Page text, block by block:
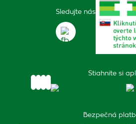
Sledujte nás
Stiahnite si
Bezpečná